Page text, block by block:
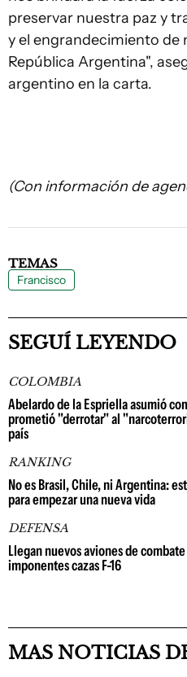
preservar nuestra paz y
y el engrandecimiento de
República Argentina",
argentino en la carta.
(Con información de
TEMAS
Francisco
SEGUÍ LEYENDO
COLOMBIA
Abelardo de la Espriella asumió
prometió "derrotar" al
país
RANKING
No es Brasil, Chile, ni Argentina:
para empezar una nueva vida
DEFENSA
Llegan nuevos aviones de
imponentes cazas F-16
MAS NOTICIAS